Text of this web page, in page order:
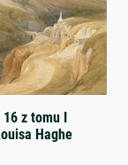
z tomu I
Haghe